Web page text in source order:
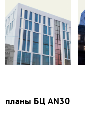
планы БЦ AN30